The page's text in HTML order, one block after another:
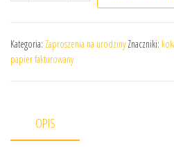
Kategoria: Zaproszenia na urodziny Znaczniki:
papier fakturowany
OPIS